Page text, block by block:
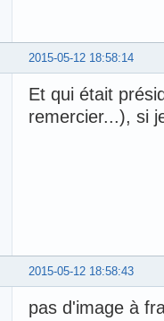
2015-05-12 18:58:14
Et qui était
remercier...), si
2015-05-12 18:58:43
pas d'image à